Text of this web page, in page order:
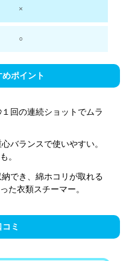
×
○
ポイント
回の連続ショットでムラ
バランスで使いやすい。
。
でき、綿ホコリが取れる
た衣類スチーマー。
ミ